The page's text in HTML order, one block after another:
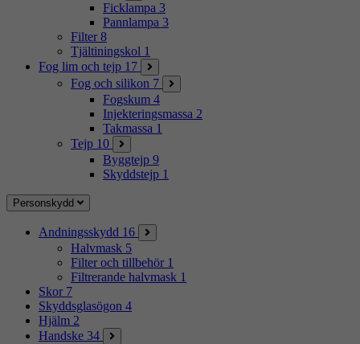
Ficklampa 3
Pannlampa 3
Filter 8
Tjältiningskol 1
Fog lim och tejp 17
Fog och silikon 7
Fogskum 4
Injekteringsmassa 2
Takmassa 1
Tejp 10
Byggtejp 9
Skyddstejp 1
Personskydd
Andningsskydd 16
Halvmask 5
Filter och tillbehör 1
Filtrerande halvmask 1
Skor 7
Skyddsglasögon 4
Hjälm 2
Handske 34